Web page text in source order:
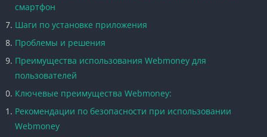
смартфон
Шаги по установке приложения
Проблемы и решения
Преимущества использования Webmoney для
пользователей
Ключевые преимущества Webmoney:
Рекомендации по безопасности при использовании
Webmoney